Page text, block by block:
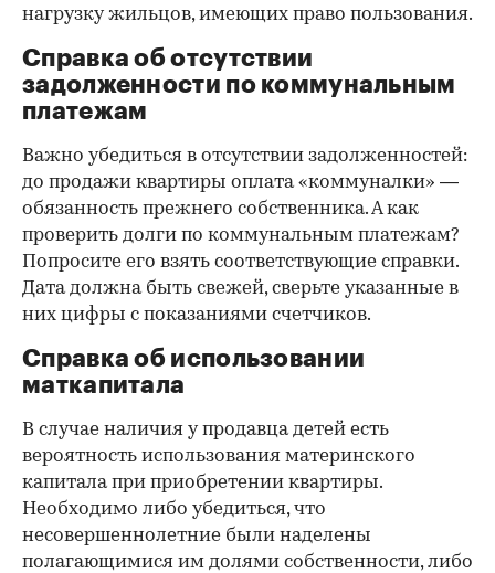
нагрузку жильцов, имеющих право пользования.
Справка об отсутствии
задолженности по коммунальным
платежам
Важно убедиться в отсутствии задолженностей:
до продажи квартиры оплата «коммуналки» —
обязанность прежнего собственника. А как
проверить долги по коммунальным платежам?
Попросите его взять соответствующие справки.
Дата должна быть свежей, сверьте указанные в
них цифры с показаниями счетчиков.
Справка об использовании
маткапитала
В случае наличия у продавца детей есть
вероятность использования материнского
капитала при приобретении квартиры.
Необходимо либо убедиться, что
несовершеннолетние были наделены
полагающимися им долями собственности, либо